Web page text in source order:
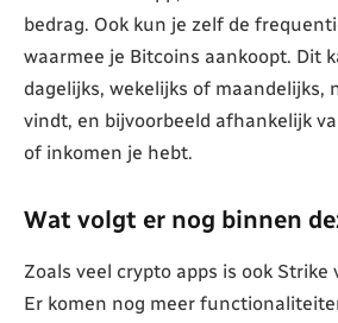
bedrag. Ook kun je zelf de
waarmee je Bitcoins aankoopt. Dit
dagelijks, wekelijks of maandelijks,
vindt, en bijvoorbeeld afhankelijk
of inkomen je hebt.
Wat volgt er nog binnen
Zoals veel crypto apps is ook Strike
Er komen nog meer